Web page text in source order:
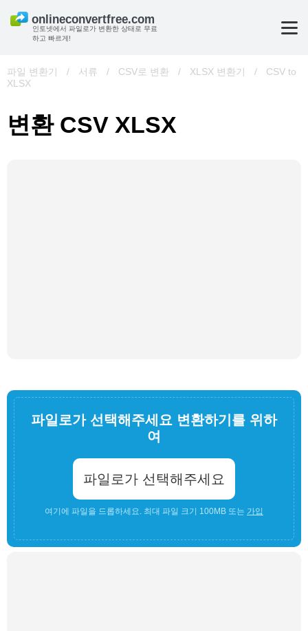
인토넷에서 파일로가 변환한 상태로 무료
하고 빠르게!
파일 변환기 / 서류 / CSV로 변환 / XLSX 변환기 /
CSV to
XLSX
변환 CSV XLSX
파일로가 선택해주세요 변환하기를 위하
여
파일로가 선택해주세요
여기에 파일을 드롭하세요. 최대 파일 크기 100MB 또는 가입